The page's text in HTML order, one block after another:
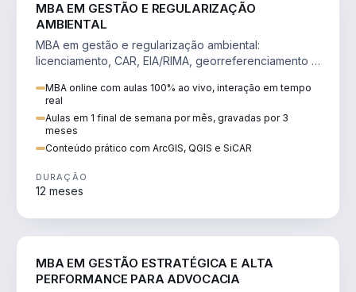
MBA EM GESTÃO E REGULARIZAÇÃO
AMBIENTAL
MBA em gestão e regularização ambiental:
licenciamento, CAR, EIA/RIMA, georreferenciamento e
MBA online com aulas 100% ao vivo, interação em tempo
real
Aulas em 1 final de semana por mês, gravadas por 3
meses
Conteúdo prático com ArcGIS, QGIS e SiCAR
DURAÇÃO
12 meses
MBA EM GESTÃO ESTRATÉGICA E ALTA
PERFORMANCE PARA ADVOCACIA